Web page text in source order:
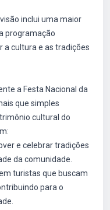
inclui uma maior
programação
a cultura e as tradições
a Festa Nacional da
que simples
cultural do
e celebrar tradições
da comunidade.
turistas que buscam
para o